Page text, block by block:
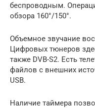
беспроводным.
обзора 160°/150°.
Объемное звучание
Цифровых тюнеров
также DVB-S2. Есть
файлов с внешних
USB.
Наличие таймера